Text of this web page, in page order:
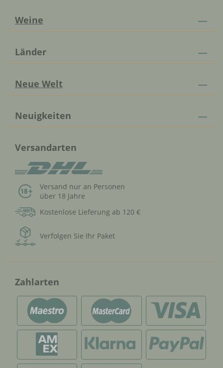
Weine
Länder
Neue Welt
Neuigkeiten
Versandarten
Versand nur an Personen
über 18 Jahre
Kostenlose Lieferung ab 120 €
Verfolgen Sie Ihr Paket
Zahlarten